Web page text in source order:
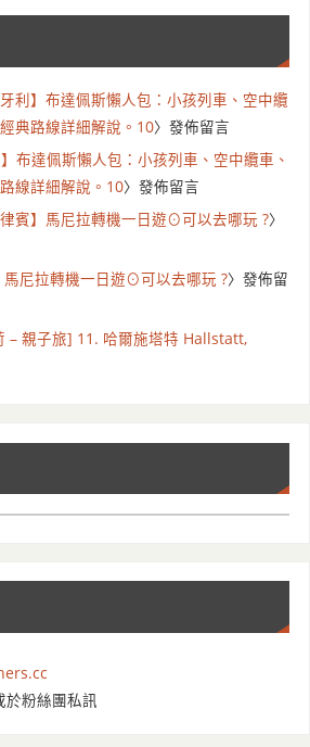
牙利】布達佩斯懶人包：小孩列車、空中纜
典路線詳細解說。10〉發佈留言
】布達佩斯懶人包：小孩列車、空中纜車、
線詳細解說。10〉發佈留言
律賓】馬尼拉轉機一日遊⊙可以去哪玩 ?〉
馬尼拉轉機一日遊⊙可以去哪玩 ?〉發佈留
– 親子旅] 11. 哈爾施塔特 Hallstatt,
於粉絲團私訊